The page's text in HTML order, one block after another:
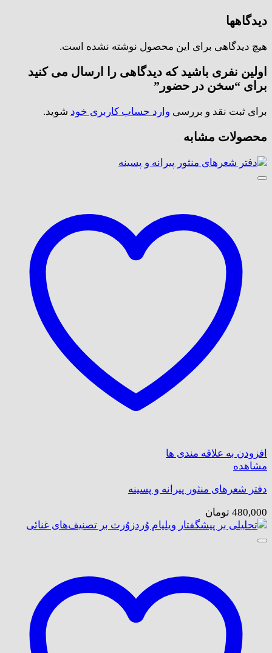
دیدگاهها
هیچ دیدگاهی برای این محصول نوشته نشده است.
اولین نفری باشید که دیدگاهی را ارسال می کنید
برای “سخن در حضور”
برای ثبت نقد و بررسی وارد حساب کاربری خود شوید.
محصولات مشابه
افزودن به علاقه مندی ها
مشاهده
دفتر شعرهای منثور پیرانه و پسینه
480,000 تومان